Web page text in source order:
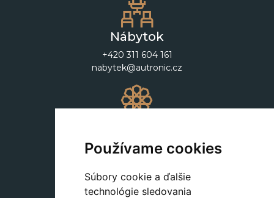
Používame cookies
Súbory cookie a ďalšie
technológie sledovania
Nábytok
+420 311 604 161
nabytek@autronic.cz
+420 311 604 182
dekorace@autronic.cz